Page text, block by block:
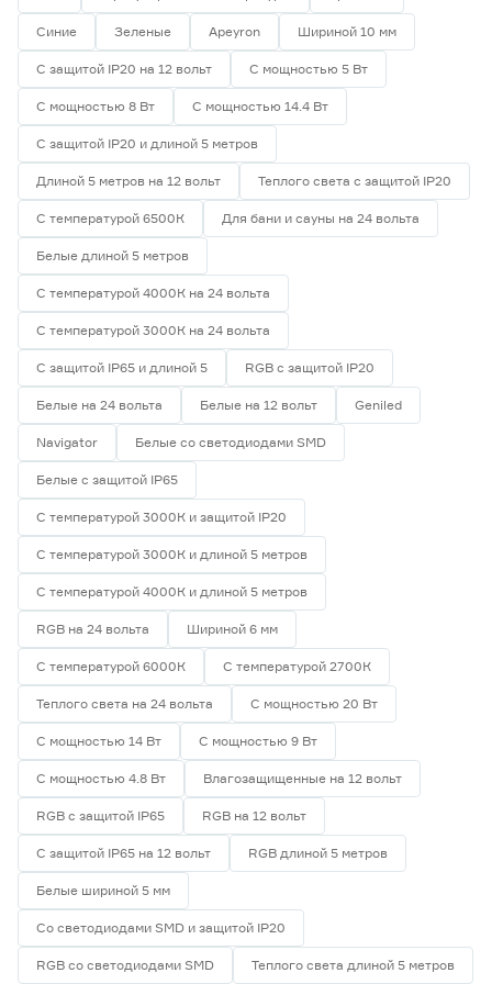
3 5
Ширина (мм)
5 6
10 12 16
Ещё 1
Напряжение (В)
5
230
8 12
7
Ещё 11
Индекс цветопередачи (Ra)
58 70
82 90
Тип светодиода
SMD2835
SMD3535 СОВ
SMD5050
СОВ
Марка
Apeyron
Geniled
IEK
0
Ещё 2
Синие Зеленые Apeyron Шириной 10 мм
С защитой IP20 на 12 вольт С мощностью 5 Вт
С мощностью 8 Вт С мощностью 14.4 Вт
С защитой IP20 и длиной 5 метров
Длиной 5 метров на 12 вольт Теплого света с защитой IP20
С температурой 6500К Для бани и сауны на 24 вольта
Белые длиной 5 метров
С температурой 4000К на 24 вольта
С температурой 3000К на 24 вольта
С защитой IP65 и длиной 5 RGB с защитой IP20
Белые на 24 вольта Белые на 12 вольт Geniled
Navigator Белые со светодиодами SMD
Белые с защитой IP65
С температурой 3000К и защитой IP20
С температурой 3000К и длиной 5 метров
С температурой 4000К и длиной 5 метров
RGB на 24 вольта Шириной 6 мм
С температурой 6000К С температурой 2700К
Теплого света на 24 вольта С мощностью 20 Вт
С мощностью 14 Вт С мощностью 9 Вт
С мощностью 4.8 Вт Влагозащищенные на 12 вольт
RGB с защитой IP65 RGB на 12 вольт
С защитой IP65 на 12 вольт RGB длиной 5 метров
Белые шириной 5 мм
Со светодиодами SMD и защитой IP20
RGB со светодиодами SMD Теплого света длиной 5 метров